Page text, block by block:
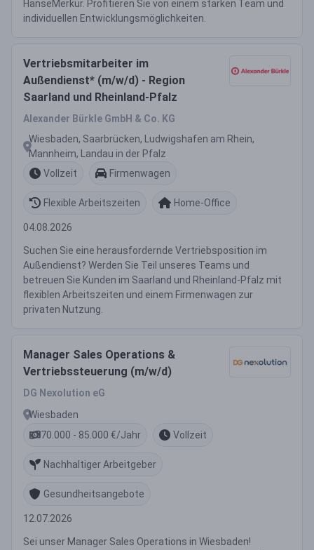
HanseMerkur. Profitieren Sie von einem starken Team und
individuellen Entwicklungsmöglichkeiten.
Vertriebsmitarbeiter im
Außendienst* (m/w/d) - Region
Saarland und Rheinland-Pfalz
Alexander Bürkle GmbH & Co. KG
Wiesbaden, Saarbrücken, Ludwigshafen am Rhein,
Mannheim, Landau in der Pfalz
Vollzeit
Firmenwagen
Flexible Arbeitszeiten Home-Office
04.08.2026
Suchen Sie eine herausfordernde Vertriebsposition im
Außendienst? Werden Sie Teil unseres Teams und
betreuen Sie Kunden im Saarland und Rheinland-Pfalz mit
flexiblen Arbeitszeiten und einem Firmenwagen zur
privaten Nutzung.
Manager Sales Operations &
Vertriebssteuerung (m/w/d)
DG Nexolution eG
Wiesbaden
70.000 - 85.000 €/Jahr
Vollzeit
Nachhaltiger Arbeitgeber
Gesundheitsangebote
12.07.2026
Sei unser Manager Sales Operations in Wiesbaden!